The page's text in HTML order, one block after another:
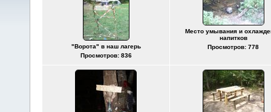
"Ворота" в наш лагерь
Просмотров: 836
Место умывания и
напитков
Просмотров: 778